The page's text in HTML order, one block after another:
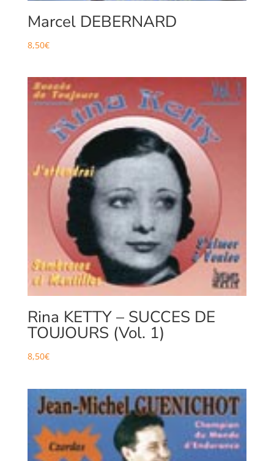
Marcel DEBERNARD
8,50€
Rina KETTY – SUCCES DE
TOUJOURS (Vol. 1)
8,50€